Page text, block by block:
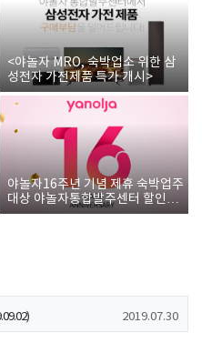
<야놀자 MRO, 숙박업소 위한 삼
성전자 가전제품 특가 개시>
야놀자16주년 기념 제휴 숙박업주
대상 야놀자통합발주센터 할인쿠
폰 증정
2019.07.30